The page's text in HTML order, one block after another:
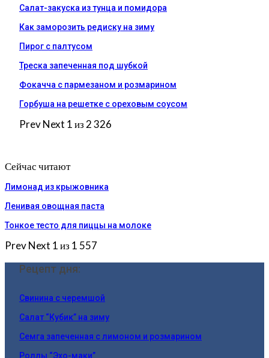
Салат-закуска из тунца и помидора
Как заморозить редиску на зиму
Пирог с палтусом
Треска запеченная под шубкой
Фокачча с пармезаном и розмарином
Горбуша на решетке с ореховым соусом
PrevNext 1 из 2 326
Сейчас читают
Лимонад из крыжовника
Ленивая овощная паста
Тонкое тесто для пиццы на молоке
PrevNext 1 из 1 557
Рецепт дня:
Свинина с черемшой
Салат “Кубик” на зиму
Семга запеченная с лимоном и розмарином
Роллы “Эхо-маки”